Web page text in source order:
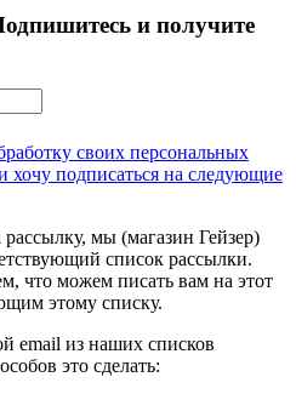
и получите
своих персональных
хочу подписаться на следующие
мы (магазин Гейзер)
список рассылки.
что можем писать вам на этот
этому списку.
email из наших списков
это сделать: